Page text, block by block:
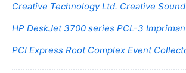
Creative Technology Ltd. Creative
HP DeskJet 3700 series PCL-3
PCI Express Root Complex Event